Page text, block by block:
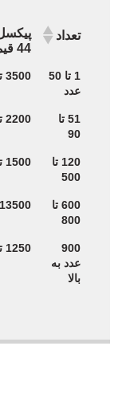
تعداد
44 قیمت هر عدد
تعداد1 تا 50
عدد
3500 تومان
51 تا
90
2200 تومان
120 تا
500
1500 تومان
600 تا
800
13500 تومان
900
عدد به
بالا
1250 تومان